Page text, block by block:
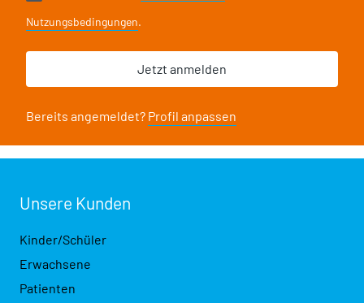
Nutzungsbedingungen.
Bereits angemeldet? Profil anpassen
Unsere Kunden
Kinder/Schüler
Erwachsene
Patienten